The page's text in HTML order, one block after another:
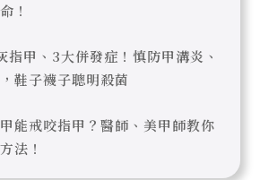
！
指甲、3大併發症！慎防甲溝炎、
鞋子襪子聰明殺菌
能戒咬指甲？醫師、美甲師教你
法！